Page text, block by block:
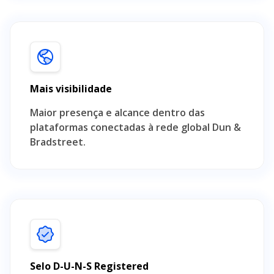
Mais visibilidade
Maior presença e alcance dentro das
plataformas conectadas à rede global Dun &
Bradstreet.
Selo D-U-N-S Registered